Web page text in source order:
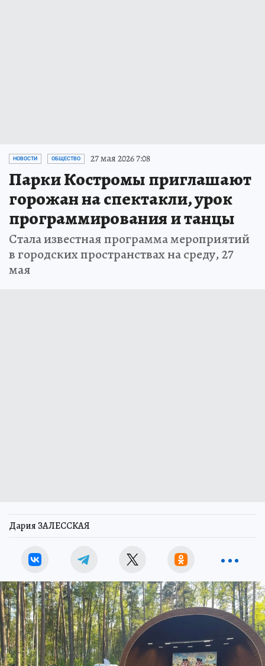
НОВОСТИ ОБЩЕСТВО 27 мая 2026 7:08
Парки Костромы приглашают
горожан на спектакли, урок
программирования и танцы
Стала известная программа мероприятий
в городских пространствах на среду, 27